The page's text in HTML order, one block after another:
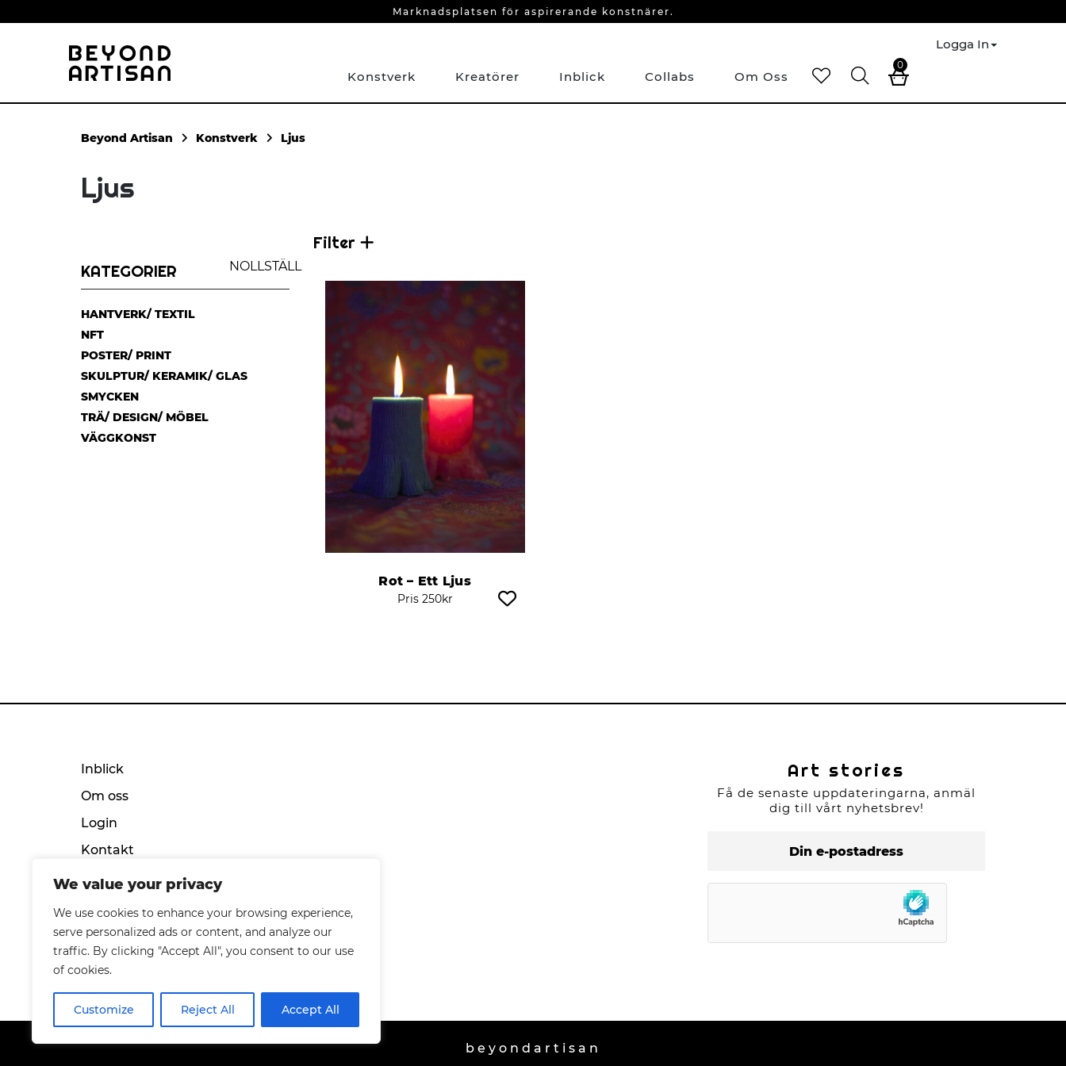
We value your privacy
We use cookies to enhance your browsing experience,
serve personalized ads or content, and analyze our
traffic. By clicking "Accept All", you consent to our use
of cookies.
Customize Reject All Accept All
Marknadsplatsen för aspirerande konstnärer.
Logga In
Konstverk Kreatörer Inblick Collabs Om Oss
0
Konstverk Ljus
Ljus
Filter
Rot – Ett Ljus
Pris 250kr
NOLLSTÄLL
KATEGORIER
HANTVERK/ TEXTIL
NFT
POSTER/ PRINT
SKULPTUR/ KERAMIK/ GLAS
SMYCKEN
TRÄ/ DESIGN/ MÖBEL
VÄGGKONST
Inblick
Om oss
Login
Kontakt
Collabs
Art stories
Få de senaste uppdateringarna, anmäl
dig till vårt nyhetsbrev!
beyondartisan